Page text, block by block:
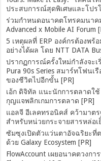
ประสบการณ์สุดพิเศษและโปร
ร่วมกำหนดอนาคตโทรคมนาค
Advanced x Mobile AI Forum
5 เหตุผลที่ ERP องค์กรต้องพ
อย่างได้ผล โดย NTT DATA
ปรากฏการณ์ครั้งใหม่กำลังจะเ
Pura 90s Series สมาร์ทโฟน
ของชีวิตไปอีกขั้น [PR]
เอ้ก ดิจิทัล แนะนักการตลาดใช้
กุญแจพลิกเกมการตลาด [PR]
แอลจี อีเลคทรอนิคส์ คว้ามาตร
สำหรับหน่วยกระจายสารหล่อเ
ซัมซุงเปิดตัวแว่นตาอัจฉริยะที่
ด้วย Galaxy Ecosystem [PR]
FlowAccount เผยอนาคตวงก